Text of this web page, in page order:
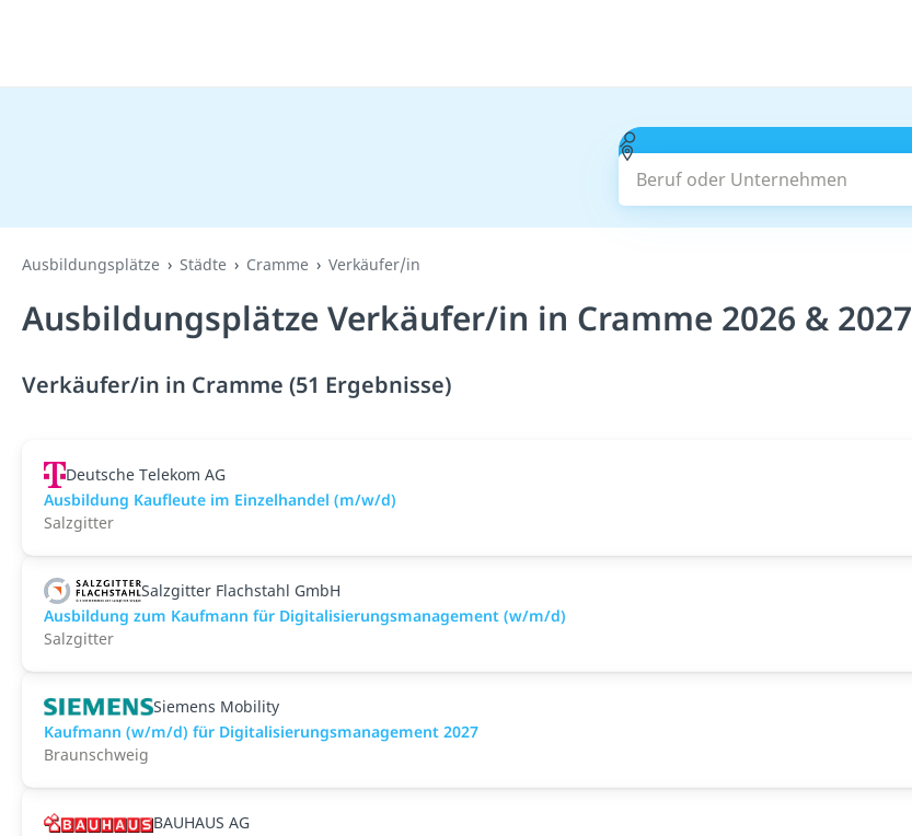
Beruf oder Unternehmen
Ausbildungsplätze Städte Cramme Verkäufer/in
Ausbildungsplätze Verkäufer/in in Cramme 2026 & 2027
Verkäufer/in in Cramme (51 Ergebnisse)
Deutsche Telekom AG
Ausbildung Kaufleute im Einzelhandel (m/w/d)
Salzgitter
Salzgitter Flachstahl GmbH
Ausbildung zum Kaufmann für Digitalisierungsmanagement (w/m/d)
Salzgitter
Siemens Mobility
Kaufmann (w/m/d) für Digitalisierungsmanagement 2027
Braunschweig
BAUHAUS AG